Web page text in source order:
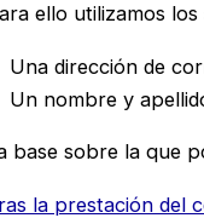
ello utilizamos los
Una dirección de
Un nombre y
base sobre la que
la prestación del